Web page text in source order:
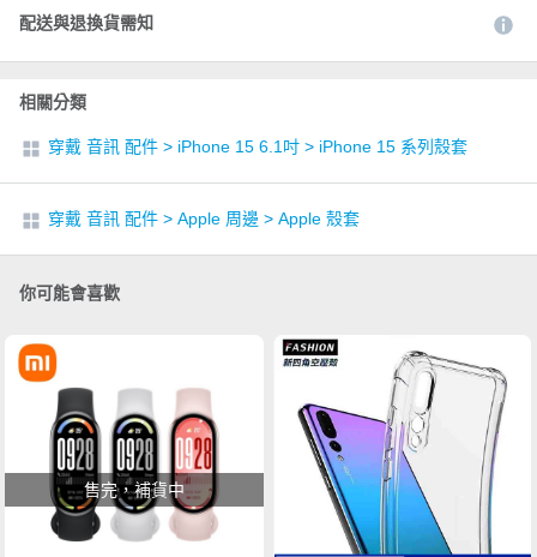
配送與退換貨需知
相關分類
穿戴 音訊 配件 > iPhone 15 6.1吋 > iPhone 15 系列殼套
穿戴 音訊 配件 > Apple 周邊 > Apple 殼套
你可能會喜歡
售完，補貨中